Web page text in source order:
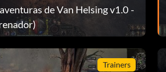
de Van Helsing v1.0 -
Trainers